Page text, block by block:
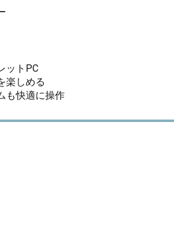
ットPC
楽しめる
も快適に操作